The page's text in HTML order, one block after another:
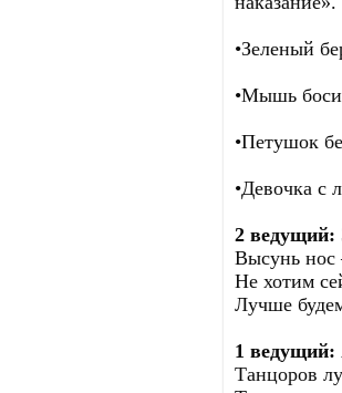
•Зеленый
•Мышь
•Петушок
•Девочка с
2 ведущий:
Высунь нос
Не хотим
Лучше
1 ведущий:
Танцоров